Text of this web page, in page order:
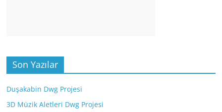
Son Yazılar
Duşakabin Dwg Projesi
3D Müzik Aletleri Dwg Projesi